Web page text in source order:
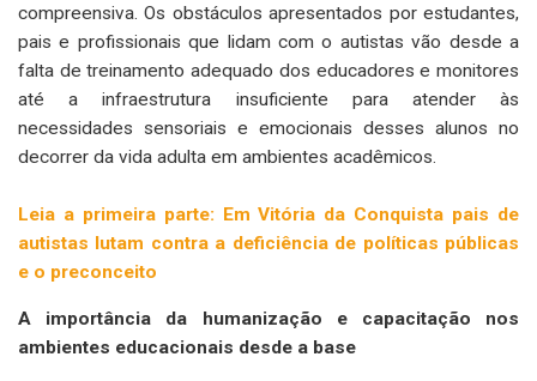
compreensiva. Os obstáculos apresentados por estudantes,
pais e profissionais que lidam com o autistas vão desde a
falta de treinamento adequado dos educadores e monitores
até a infraestrutura insuficiente para atender às
necessidades sensoriais e emocionais desses alunos no
decorrer da vida adulta em ambientes acadêmicos.
Leia a primeira parte: Em Vitória da Conquista pais de
autistas lutam contra a deficiência de políticas públicas
e o preconceito
A importância da humanização e capacitação nos
ambientes educacionais desde a base